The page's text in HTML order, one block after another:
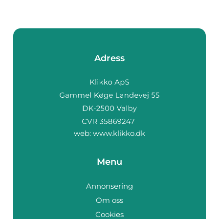
Adress
web: www.klikko.dk
Menu
Annonsering
Om oss
Cookies